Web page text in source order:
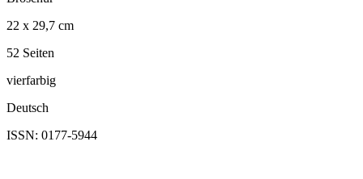
22 x 29,7 cm
52 Seiten
vierfarbig
Deutsch
ISSN: 0177-5944